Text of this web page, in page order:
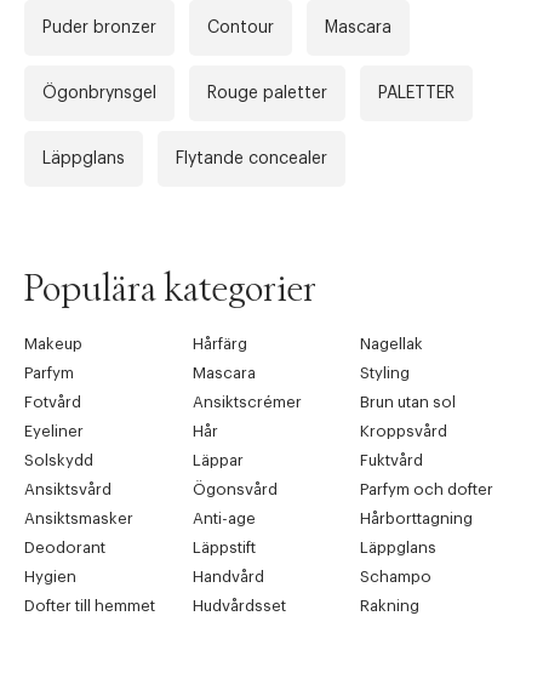
Puder bronzer Contour Mascara
Ögonbrynsgel Rouge paletter PALETTER
Läppglans Flytande concealer
Populära kategorier
Makeup Hårfärg
Nagellak
Parfym
Mascara
Styling
Fotvård
Ansiktscrémer
Brun utan sol
Eyeliner
Hår
Kroppsvård
Solskydd
Läppar
Fuktvård
Ansiktsvård
Ögonsvård
Parfym och dofter
Ansiktsmasker
Anti-age
Hårborttagning
Deodorant
Läppstift
Läppglans
Hygien
Handvård
Schampo
Dofter till hemmet
Hudvårdsset Rakning